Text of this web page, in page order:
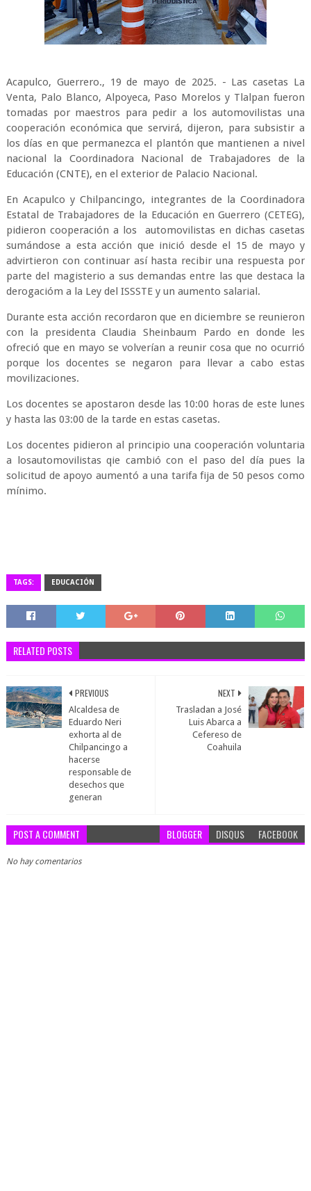
Acapulco, Guerrero., 19 de mayo de 2025. - Las casetas La
Venta, Palo Blanco, Alpoyeca, Paso Morelos y Tlalpan fueron
tomadas por maestros para pedir a los automovilistas una
cooperación económica que servirá, dijeron, para subsistir a
los días en que permanezca el plantón que mantienen a nivel
nacional la Coordinadora Nacional de Trabajadores de la
Educación (CNTE), en el exterior de Palacio Nacional.
En Acapulco y Chilpancingo, integrantes de la Coordinadora
Estatal de Trabajadores de la Educación en Guerrero (CETEG),
pidieron cooperación a los automovilistas en dichas casetas
sumándose a esta acción que inició desde el 15 de mayo y
advirtieron con continuar así hasta recibir una respuesta por
parte del magisterio a sus demandas entre las que destaca la
derogacióm a la Ley del ISSSTE y un aumento salarial.
Durante esta acción recordaron que en diciembre se reunieron
con la presidenta Claudia Sheinbaum Pardo en donde les
ofreció que en mayo se volverían a reunir cosa que no ocurrió
porque los docentes se negaron para llevar a cabo estas
movilizaciones.
Los docentes se apostaron desde las 10:00 horas de este lunes
y hasta las 03:00 de la tarde en estas casetas.
Los docentes pidieron al principio una cooperación voluntaria
a losautomovilistas qie cambió con el paso del día pues la
solicitud de apoyo aumentó a una tarifa fija de 50 pesos como
mínimo.
TAGS: EDUCACIÓN
RELATED POSTS
NEXT
Trasladan a José
Luis Abarca a
Cefereso de
Coahuila
PREVIOUS
Alcaldesa de
Eduardo Neri
exhorta al de
Chilpancingo a
hacerse
responsable de
desechos que
generan
POST A COMMENT BLOGGER DISQUS FACEBOOK
No hay comentarios